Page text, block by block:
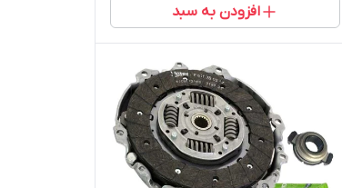
افزودن به سبد